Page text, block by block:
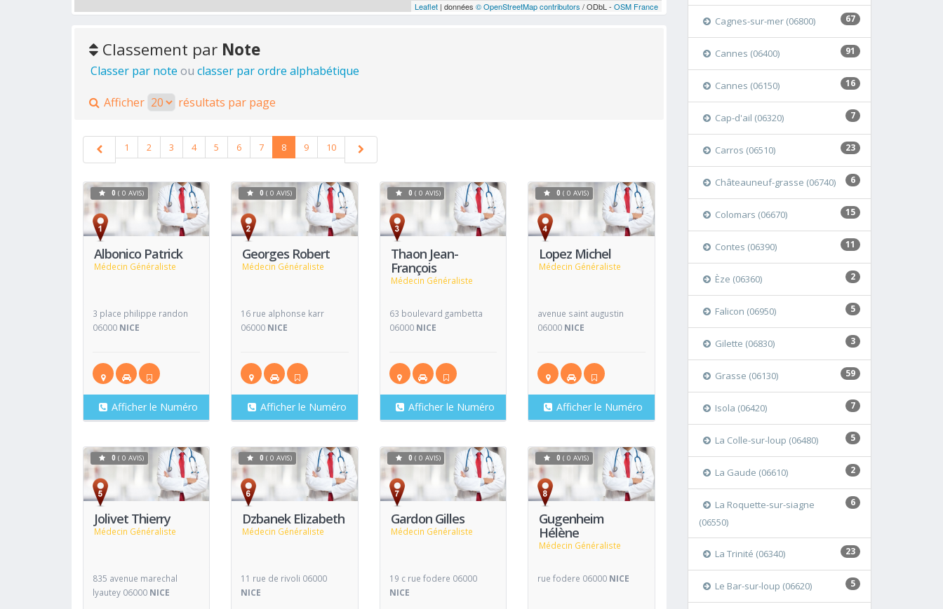
Leaflet | données© OpenStreetMap contributors / ODbL -OSM France
Classement par Note
Classer par note ou classer par ordre alphabétique
Afficher résultats par page
1 2 3 4 5 6 7 8 9 10
Albonico Patrick
Médecin Généraliste
Voir
0 ( 0 AVIS)
3 place philippe randon
06000 NICE
Afficher le Numéro
Georges Robert
Médecin Généraliste
Voir
Fiche
0( 0 AVIS)
16 rue alphonse karr
06000 NICE
Afficher le Numéro
Thaon Jean-
François
Médecin Généraliste
Voir
Fiche
0 ( 0 AVIS)
63 boulevard gambetta
06000 NICE
Afficher le Numéro
Lopez Michel
Médecin Généraliste
Voir
Fiche
0 ( 0 AVIS)
avenue saint augustin
06000 NICE
Afficher le Numéro
Jolivet Thierry
Médecin Généraliste
Voir
0 ( 0 AVIS)
835 avenue marechal
lyautey 06000 NICE
Dzbanek Elizabeth
Médecin Généraliste
Voir
Fiche
0( 0 AVIS)
11 rue de rivoli 06000
NICE
Gardon Gilles
Médecin Généraliste
Voir
Fiche
0 ( 0 AVIS)
19 c rue fodere 06000
NICE
Gugenheim
Hélène
Médecin Généraliste
Voir
Fiche
0 ( 0 AVIS)
rue fodere 06000 NICE
67
Cagnes-sur-mer (06800)
91
Cannes (06400)
16
Cannes (06150)
7
Cap-d'ail (06320)
23
Carros (06510)
6
Châteauneuf-grasse (06740)
15
Colomars (06670)
11
Contes (06390)
2
Èze (06360)
5
Falicon (06950)
3
Gilette (06830)
59
Grasse (06130)
7
Isola (06420)
5
La Colle-sur-loup (06480)
2
La Gaude (06610)
6
La Roquette-sur-siagne
(06550)
23
La Trinité (06340)
5
Le Bar-sur-loup (06620)